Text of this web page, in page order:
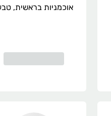
אוכמניות בראשית, טבעי